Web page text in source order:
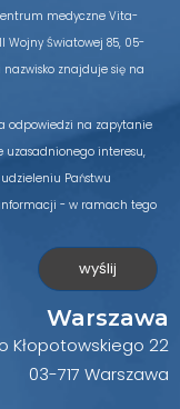
medyczne Vita-
Wojny Światowej 85, 05-
nazwisko znajduje się na
odpowiedzi na zapytanie
uzasadnionego interesu,
Państwu
- w ramach tego
Warszawa
Kłopotowskiego 22
03-717 Warszawa